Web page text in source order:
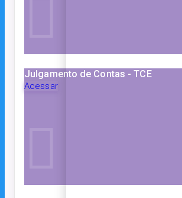
Julgamento de Contas - TCE
Acessar